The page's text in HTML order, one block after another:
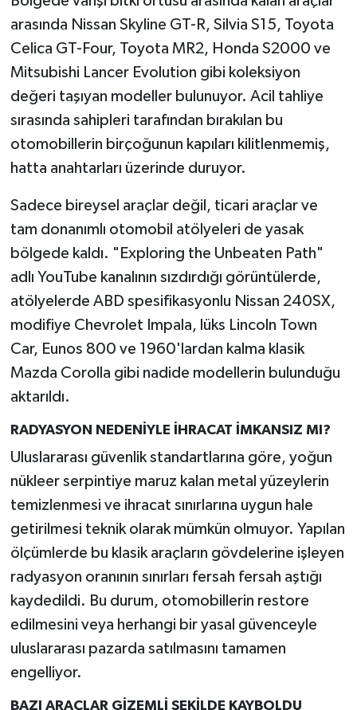
arasında Nissan Skyline GT-R, Silvia S15, Toyota
Celica GT-Four, Toyota MR2, Honda S2000 ve
Mitsubishi Lancer Evolution gibi koleksiyon
değeri taşıyan modeller bulunuyor. Acil tahliye
sırasında sahipleri tarafından bırakılan bu
otomobillerin birçoğunun kapıları kilitlenmemiş,
hatta anahtarları üzerinde duruyor.
Sadece bireysel araçlar değil, ticari araçlar ve
tam donanımlı otomobil atölyeleri de yasak
bölgede kaldı. "Exploring the Unbeaten Path"
adlı YouTube kanalının sızdırdığı görüntülerde,
atölyelerde ABD spesifikasyonlu Nissan 240SX,
modifiye Chevrolet Impala, lüks Lincoln Town
Car, Eunos 800 ve 1960'lardan kalma klasik
Mazda Corolla gibi nadide modellerin bulunduğu
aktarıldı.
RADYASYON NEDENİYLE İHRACAT İMKANSIZ MI?
Uluslararası güvenlik standartlarına göre, yoğun
nükleer serpintiye maruz kalan metal yüzeylerin
temizlenmesi ve ihracat sınırlarına uygun hale
getirilmesi teknik olarak mümkün olmuyor. Yapılan
ölçümlerde bu klasik araçların gövdelerine işleyen
radyasyon oranının sınırları fersah fersah aştığı
kaydedildi. Bu durum, otomobillerin restore
edilmesini veya herhangi bir yasal güvenceyle
uluslararası pazarda satılmasını tamamen
engelliyor.
BAZI ARAÇLAR GİZEMLİ ŞEKİLDE KAYBOLDU